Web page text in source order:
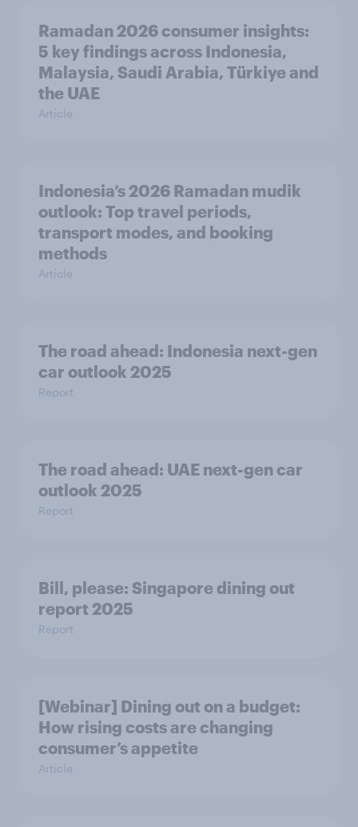
Ramadan 2026 consumer insights:
5 key findings across Indonesia,
Malaysia, Saudi Arabia, Türkiye and
the UAE
Article
Indonesia’s 2026 Ramadan mudik
outlook: Top travel periods,
transport modes, and booking
methods
Article
The road ahead: Indonesia next-gen
car outlook 2025
Report
The road ahead: UAE next-gen car
outlook 2025
Report
Bill, please:​ Singapore dining out
report 2025​
Report
[Webinar] Dining out on a budget:
How rising costs are changing
consumer’s appetite
Article